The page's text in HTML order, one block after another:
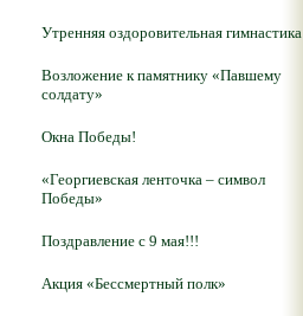
Утренняя оздоровительная гимнастика
Возложение к памятнику «Павшему
солдату»
Окна Победы!
«Георгиевская ленточка – символ
Победы»
Поздравление с 9 мая!!!
Акция «Бессмертный полк»